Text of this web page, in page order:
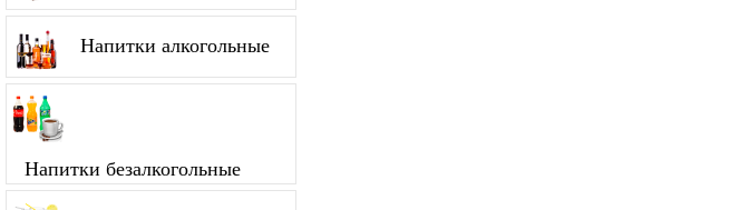
Напитки алкогольные
Напитки безалкогольные